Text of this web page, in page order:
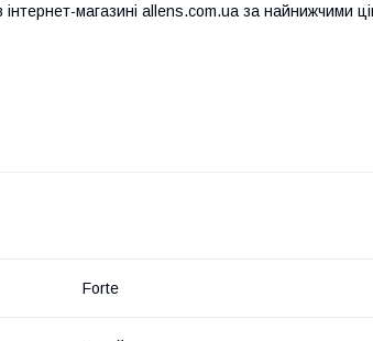
магазині allens.com.ua за найнижчими
Forte